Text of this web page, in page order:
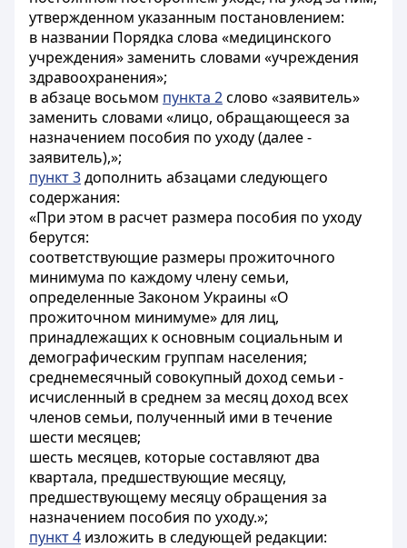
утвержденном указанным постановлением:
в названии Порядка слова «медицинского
учреждения» заменить словами «учреждения
здравоохранения»;
в абзаце восьмом пункта 2слово «заявитель»
заменить словами «лицо, обращающееся за
назначением пособия по уходу (далее -
заявитель),»;
пункт 3дополнить абзацами следующего
содержания:
«При этом в расчет размера пособия по уходу
берутся:
соответствующие размеры прожиточного
минимума по каждому члену семьи,
определенные Законом Украины «О
прожиточном минимуме» для лиц,
принадлежащих к основным социальным и
демографическим группам населения;
среднемесячный совокупный доход семьи -
исчисленный в среднем за месяц доход всех
членов семьи, полученный ими в течение
шести месяцев;
шесть месяцев, которые составляют два
квартала, предшествующие месяцу,
предшествующему месяцу обращения за
назначением пособия по уходу.»;
пункт 4 изложить в следующей редакции: